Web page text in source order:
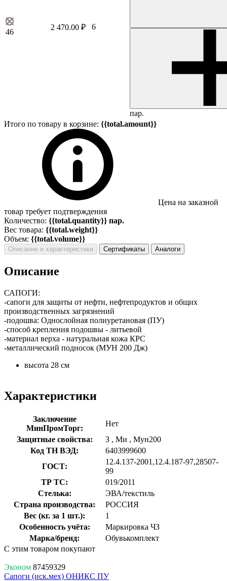
46
2 470.00 ₽ 6
пар.
Итого по товару в корзине: {{total.amount}}
Цена на заказной
товар требует подтверждения
Количество: {{total.quantity}} пар.
Вес товара: {{total.weight}}
Объем: {{total.volume}}
Описание и характеристики Сертификаты Аналоги
Описание
САПОГИ:
-сапоги для защиты от нефти, нефтепродуктов и общих
производственных загрязнений
-подошва: Однослойная полиуретановая (ПУ)
-способ крепления подошвы - литьевой
-материал верха - натуральная кожа КРС
-металлический подносок (МУН 200 Дж)
высота 28 см
Характеристики
Заключение
МинПромТорг:
Нет
Защитные свойства:
З , Ми , Мун200
Код ТН ВЭД:
6403999600
ГОСТ:
12.4.137-2001,12.4.187-97,28507-
99
ТР ТС:
019/2011
Стелька:
ЭВА/текстиль
Страна производства:
РОССИЯ
Вес (кг. за 1 шт.):
1
Особенность учёта:
Маркировка ЧЗ
Марка/бренд:
Обувькомплект
С этим товаром покупают
Эконом 87459329
Сапоги (иск.мех) ОНИКС ПУ